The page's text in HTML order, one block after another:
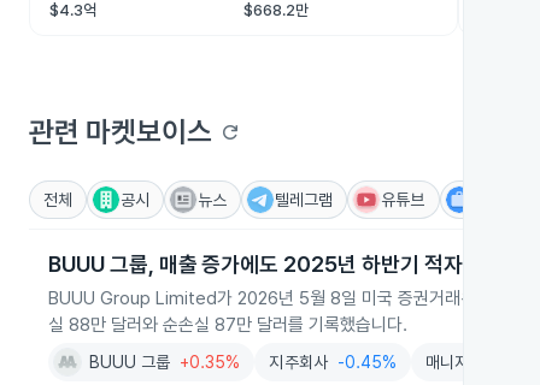
$4.3억
$668.2만
관련 마켓보이스 refresh
전체 공시 뉴스 텔레그램 유튜브
BUUU 그룹, 매출 증가에도 2025년 하반기 적자 지속
BUUU Group Limited가 2026년 5월 8일 미국 증권거래위원회에
실 88만 달러와 순손실 87만 달러를 기록했습니다.
BUUU 그룹 +0.35% 지주회사 -0.45% 매니지먼트서비